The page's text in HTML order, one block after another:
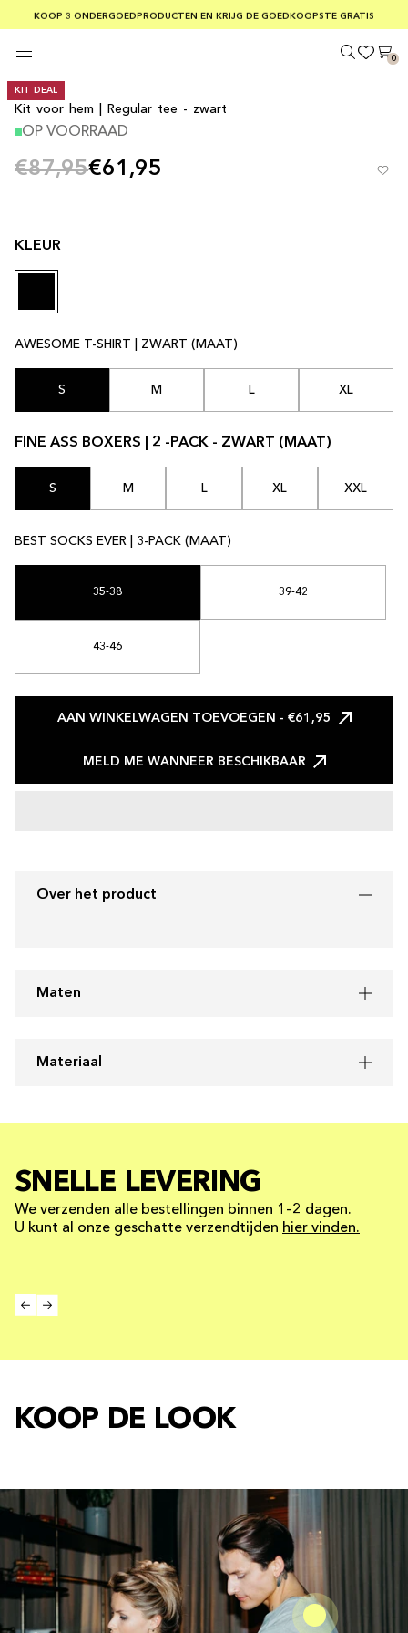
KOOP 3 ONDERGOEDPRODUCTEN EN KRIJG DE GOEDKOOPSTE GRATIS
GRATIS VERZENDING BIJ BESTELLINGEN BOVEN €75
VEILIGE BETALINGEN MET KLARNA
0
KIT DEAL
Kit voor hem | Regular tee - zwart
OP VOORRAAD
€87,95€61,95
KLEUR
AWESOME T-SHIRT | ZWART (MAAT)
S M L XL
FINE ASS BOXERS | 2 -PACK - ZWART (MAAT)
S M L XL XXL
BEST SOCKS EVER | 3-PACK (MAAT)
35-38 39-42
43-46
AAN WINKELWAGEN TOEVOEGEN - €61,95
MELD ME WANNEER BESCHIKBAAR
Over het product
Maten
Materiaal
SNELLE LEVERING
We verzenden alle bestellingen binnen 1–2 dagen.
U kunt al onze geschatte verzendtijden hier vinden.
KOOP DE LOOK